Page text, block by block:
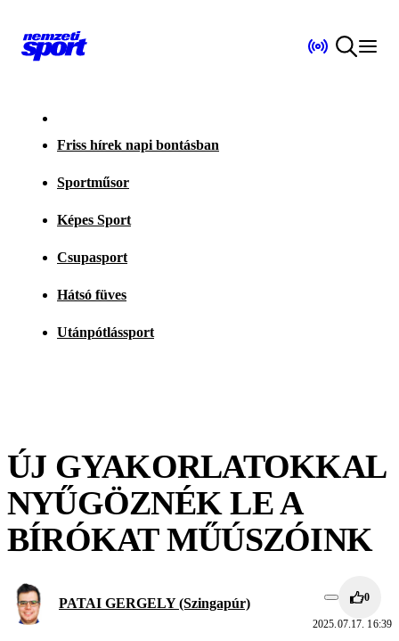
Friss hírek napi bontásban
Sportműsor
Képes Sport
Csupasport
Hátsó füves
Utánpótlássport
ÚJ GYAKORLATOKKAL
NYŰGÖZNÉK LE A
BÍRÓKAT MŰÚSZÓINK
PATAI GERGELY (Szingapúr) 0
2025.07.17. 16:39